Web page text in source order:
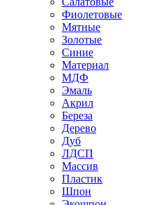
Фиолетовые
Мятные
Золотые
Синие
Материал
МДФ
Эмаль
Акрил
Береза
Дерево
Дуб
ЛДСП
Массив
Пластик
Шпон